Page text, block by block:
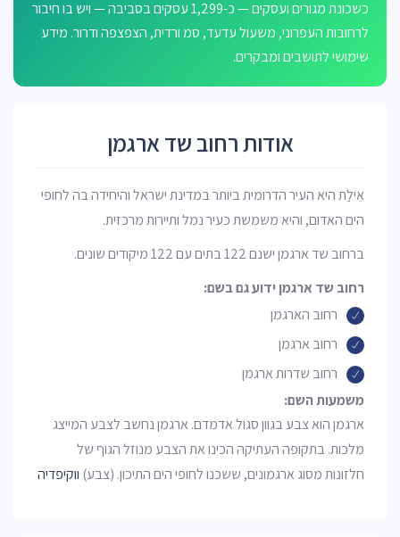
כשכונת מגורים ועסקים — כ-1,299 עסקים בסביבה — ויש בו חיבור
לרחובות העפרוני, משעול עדעד, סמ ורדית, הצפצפה ודרור. מידע
שימושי לתושבים ומבקרים.
אודות רחוב שד ארגמן
אֵילַת היא העיר הדרומית ביותר במדינת ישראל והיחידה בה לחופי
הים האדום, והיא משמשת כעיר נמל ותיירות מרכזית.
ברחוב שד ארגמן ישנם 122 בתים עם 122 מיקודים שונים.
רחוב שד ארגמן ידוע גם בשם:
רחוב הארגמן
רחוב ארגמן
רחוב שדרות ארגמן
משמעות השם:
ארגמן הוא צבע בגוון סגול אדמדם. ארגמן נחשב לצבע המייצג
מלכות. בתקופה העתיקה הכינו את הצבע מנוזל הגוף של
חלזונות מסוג ארגמונים, ששכנו לחופי הים התיכון. (צבע) ווקיפדיה